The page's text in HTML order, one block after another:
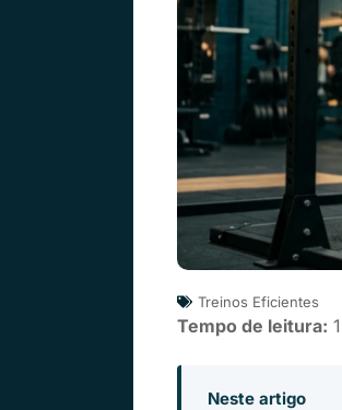
Treinos Eficientes
Tempo de leitura:
Neste artigo